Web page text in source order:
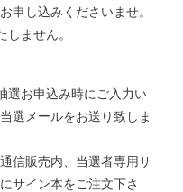
申し込みくださいませ。
ません。
選お申込み時にご入力い
選メールをお送り致しま
信販売内、当選者専用サ
サイン本をご注文下さ